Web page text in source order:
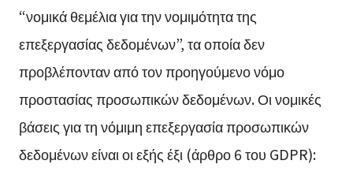
“νομικά θεμέλια για την νομιμότητα της
επεξεργασίας δεδομένων”, τα οποία δεν
προβλέπονταν από τον προηγούμενο νόμο
προστασίας προσωπικών δεδομένων. Οι νομικές
βάσεις για τη νόμιμη επεξεργασία προσωπικών
δεδομένων είναι οι εξής έξι (άρθρο 6 του GDPR):